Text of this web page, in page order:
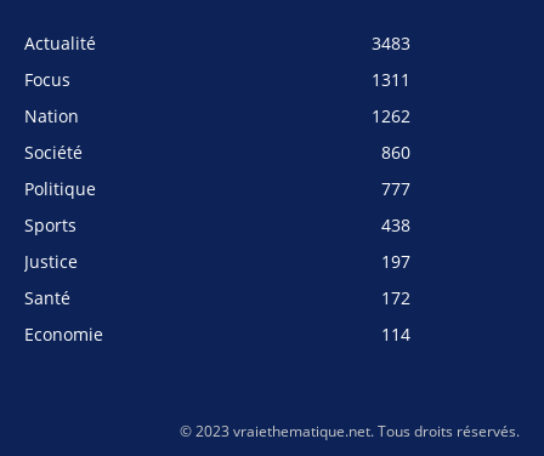
Actualité
3483
Focus
1311
Nation
1262
Société
860
Politique
777
Sports
438
Justice
197
Santé
172
Economie
114
© 2023 vraiethematique.net. Tous droits réservés.